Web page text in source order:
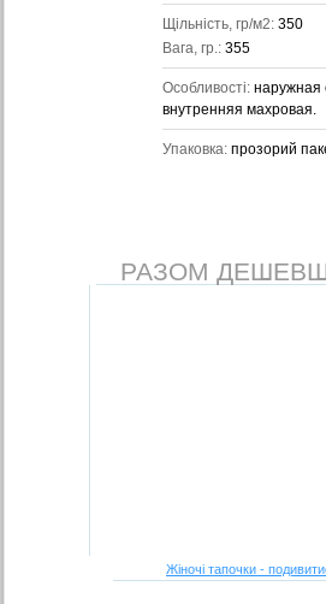
Щільність, гр/м2: 350
Вага, гр.: 355
Особливості: наружная
внутренняя махровая.
Упаковка: прозорий
РАЗОМ
Жіночі тапочки -